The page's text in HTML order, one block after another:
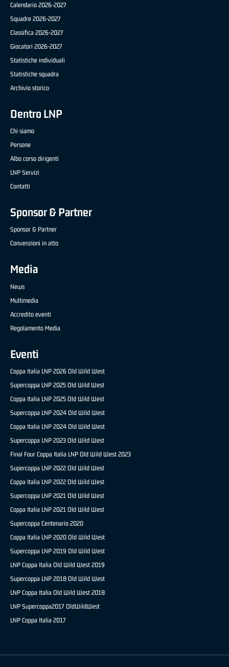
Calendario 2026-2027
Squadre 2026-2027
Classifica 2026-2027
Giocatori 2026-2027
Statistiche individuali
Statistiche squadra
Archivio storico
Dentro LNP
Chi siamo
Persone
Albo corso dirigenti
LNP Servizi
Contatti
Sponsor & Partner
Sponsor & Partner
Convenzioni in atto
Media
News
Multimedia
Accredito eventi
Regolamento Media
Eventi
Coppa Italia LNP 2026 Old Wild West
Supercoppa LNP 2025 Old Wild West
Coppa Italia LNP 2025 Old Wild West
Supercoppa LNP 2024 Old Wild West
Coppa Italia LNP 2024 Old Wild West
Supercoppa LNP 2023 Old Wild West
Final Four Coppa Italia LNP Old Wild West 2023
Supercoppa LNP 2022 Old Wild West
Coppa Italia LNP 2022 Old Wild West
Supercoppa LNP 2021 Old Wild West
Coppa Italia LNP 2021 Old Wild West
Supercoppa Centenario 2020
Coppa Italia LNP 2020 Old Wild West
Supercoppa LNP 2019 Old Wild West
LNP Coppa Italia Old Wild West 2019
Supercoppa LNP 2018 Old Wild West
LNP Coppa Italia Old Wild West 2018
LNP Supercoppa2017 OldWildWest
LNP Coppa Italia 2017